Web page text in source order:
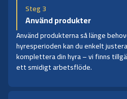
Steg 3
Använd produkter
Använd produkterna så länge
hyresperioden kan du enkelt
komplettera din hyra – vi finns
ett smidigt arbetsflöde.